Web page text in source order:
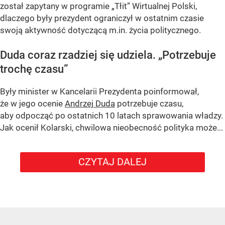
został zapytany w programie „Tłit” Wirtualnej Polski,
dlaczego były prezydent ograniczył w ostatnim czasie
swoją aktywność dotyczącą m.in. życia politycznego.
Duda coraz rzadziej się udziela. „Potrzebuje
trochę czasu”
Były minister w Kancelarii Prezydenta poinformował,
że w jego ocenie Andrzej Duda potrzebuje czasu,
aby odpocząć po ostatnich 10 latach sprawowania władzy.
Jak ocenił Kolarski, chwilowa nieobecność polityka może...
CZYTAJ DALEJ